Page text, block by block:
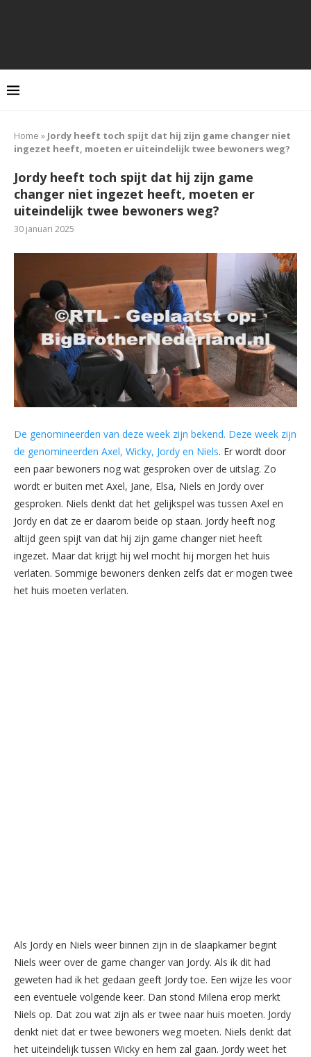
Home » Jordy heeft toch spijt dat hij zijn game changer niet
ingezet heeft, moeten er uiteindelijk twee bewoners weg?
Jordy heeft toch spijt dat hij zijn game
changer niet ingezet heeft, moeten er
uiteindelijk twee bewoners weg?
30 januari 2025
De genomineerden van deze week zijn bekend. Deze week zijn
de genomineerden Axel, Wicky, Jordy en Niels. Er wordt door
een paar bewoners nog wat gesproken over de uitslag. Zo
wordt er buiten met Axel, Jane, Elsa, Niels en Jordy over
gesproken. Niels denkt dat het gelijkspel was tussen Axel en
Jordy en dat ze er daarom beide op staan. Jordy heeft nog
altijd geen spijt van dat hij zijn game changer niet heeft
ingezet. Maar dat krijgt hij wel mocht hij morgen het huis
verlaten. Sommige bewoners denken zelfs dat er mogen twee
het huis moeten verlaten.
Als Jordy en Niels weer binnen zijn in de slaapkamer begint
Niels weer over de game changer van Jordy. Als ik dit had
geweten had ik het gedaan geeft Jordy toe. Een wijze les voor
een eventuele volgende keer. Dan stond Milena erop merkt
Niels op. Dat zou wat zijn als er twee naar huis moeten. Jordy
denkt niet dat er twee bewoners weg moeten. Niels denkt dat
het uiteindelijk tussen Wicky en hem zal gaan. Jordy weet het